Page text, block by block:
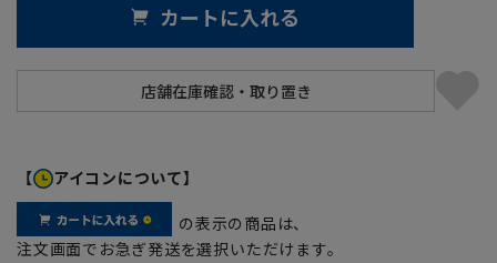
カートに入れる
【 アイコンについて】
の表示の商品は、
注文画面でお急ぎ発送を選択いただけます。